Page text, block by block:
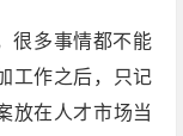
很多事情都不能
工作之后，只记
放在人才市场当